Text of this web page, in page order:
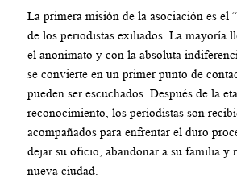
La primera misión de la asociación es el
de los periodistas exiliados. La mayoría
el anonimato y con la absoluta
se convierte en un primer punto de
pueden ser escuchados. Después de la
reconocimiento, los periodistas son
acompañados para enfrentar el duro
dejar su oficio, abandonar a su familia y
nueva ciudad.